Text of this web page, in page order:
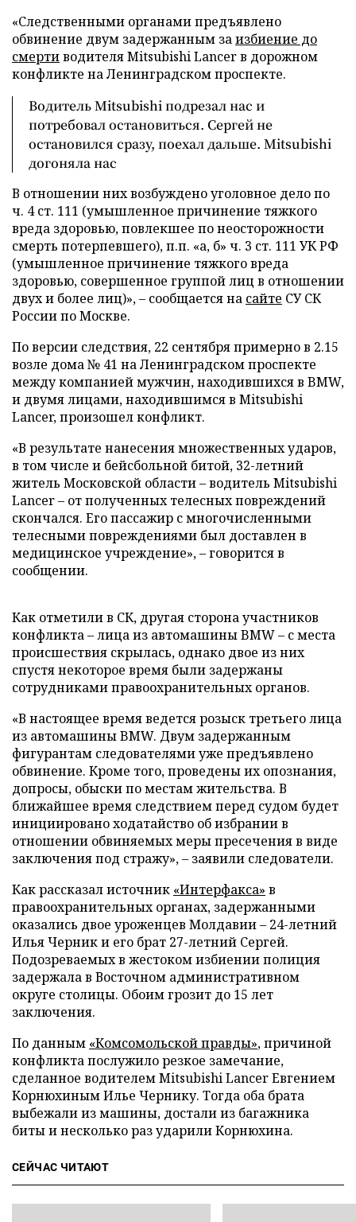
«Следственными органами предъявлено
обвинение двум задержанным заизбиение до
смертиводителя Mitsubishi Lancer в дорожном
конфликте на Ленинградском проспекте.
Водитель Mitsubishi подрезал нас и
потребовал остановиться. Сергей не
остановился сразу, поехал дальше. Mitsubishi
догоняла нас
В отношении них возбуждено уголовное дело по
ч. 4 ст. 111 (умышленное причинение тяжкого
вреда здоровью, повлекшее по неосторожности
смерть потерпевшего), п.п. «а, б» ч. 3 ст. 111 УК РФ
(умышленное причинение тяжкого вреда
здоровью, совершенное группой лиц в отношении
двух и более лиц)», – сообщается на сайте СУ СК
России по Москве.
По версии следствия, 22 сентября примерно в 2.15
возле дома № 41 на Ленинградском проспекте
между компанией мужчин, находившихся в BMW,
и двумя лицами, находившимся в Mitsubishi
Lancer, произошел конфликт.
«В результате нанесения множественных ударов,
в том числе и бейсбольной битой, 32-летний
житель Московской области – водитель Mitsubishi
Lancer – от полученных телесных повреждений
скончался. Его пассажир с многочисленными
телесными повреждениями был доставлен в
медицинское учреждение», – говорится в
сообщении.
Как отметили в СК, другая сторона участников
конфликта – лица из автомашины BMW – с места
происшествия скрылась, однако двое из них
спустя некоторое время были задержаны
сотрудниками правоохранительных органов.
«В настоящее время ведется розыск третьего лица
из автомашины BMW. Двум задержанным
фигурантам следователями уже предъявлено
обвинение. Кроме того, проведены их опознания,
допросы, обыски по местам жительства. В
ближайшее время следствием перед судом будет
инициировано ходатайство об избрании в
отношении обвиняемых меры пресечения в виде
заключения под стражу», – заявили следователи.
Как рассказал источник «Интерфакса» в
правоохранительных органах, задержанными
оказались двое уроженцев Молдавии – 24-летний
Илья Черник и его брат 27-летний Сергей.
Подозреваемых в жестоком избиении полиция
задержала в Восточном административном
округе столицы. Обоим грозит до 15 лет
заключения.
По данным «Комсомольской правды», причиной
конфликта послужило резкое замечание,
сделанное водителем Mitsubishi Lancer Евгением
Корнюхиным Илье Чернику. Тогда оба брата
выбежали из машины, достали из багажника
биты и несколько раз ударили Корнюхина.
СЕЙЧАС ЧИТАЮТ